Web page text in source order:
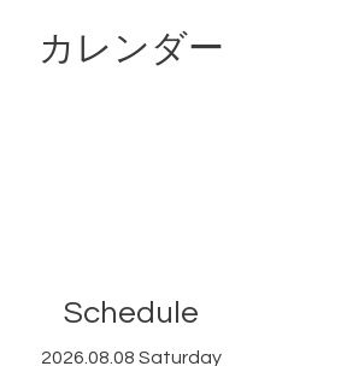
カレンダー
Schedule
2026.08.08 Saturday